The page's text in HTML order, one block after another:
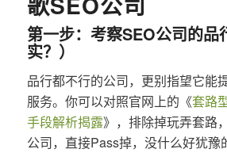
第一步：考察SEO公司的品
实？）
品行都不行的公司，更别指望它能
服务。你可以对照官网上的《套路
手段解析揭露》，排除掉玩弄套路
公司，直接Pass掉，没什么好犹豫